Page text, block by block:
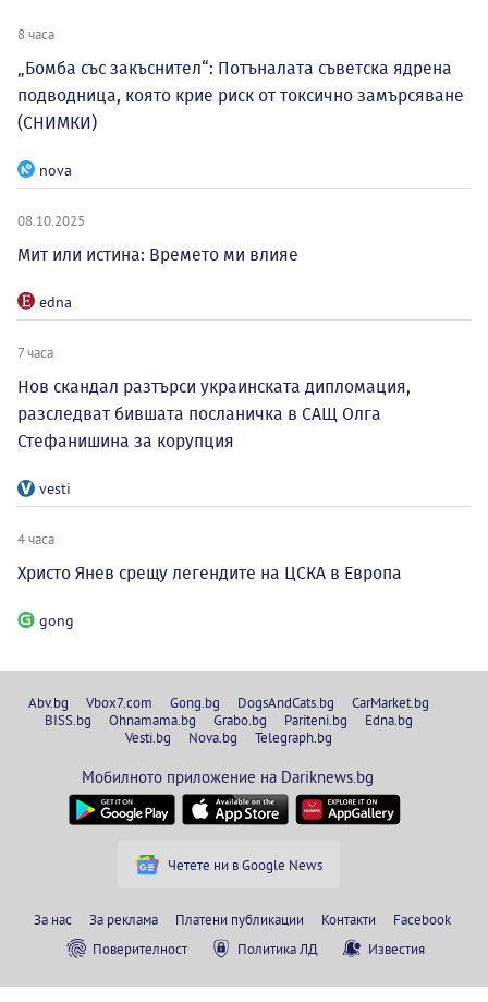
8 часа
„Бомба със закъснител“: Потъналата съветска ядрена
подводница, която крие риск от токсично замърсяване
(СНИМКИ)
nova
08.10.2025
Мит или истина: Времето ми влияе
edna
7 часа
Нов скандал разтърси украинската дипломация,
разследват бившата посланичка в САЩ Олга
Стефанишина за корупция
vesti
4 часа
Христо Янев срещу легендите на ЦСКА в Европа
gong
Abv.bg Vbox7.com Gong.bg DogsAndCats.bg
CarMarket.bg
BISS.bg
Ohnamama.bg Grabo.bg Pariteni.bg
Edna.bg
Vesti.bg
Nova.bg Telegraph.bg
Мобилното приложение на Dariknews.bg
Четете ни в Google News
За нас За реклама Платени публикации Контакти
Facebook
Поверителност
Политика ЛД Известия